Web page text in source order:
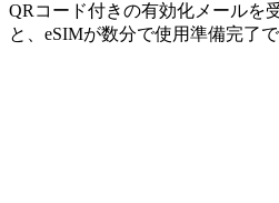
QRコード付きの有効化メールを
と、eSIMが数分で使用準備完了で